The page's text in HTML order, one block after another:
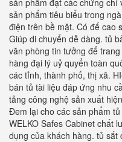
sản phẩm đạt các chứng chỉ
sản phẩm tiêu biểu trong
điện trên bề mặt. Có đế cao
Giúp di chuyển dễ dàng. tủ
văn phòng tin tưởng để
hàng đại lý uỷ quyển toàn
các tỉnh, thành phố, thị xã.
bán tủ tài liệu đáp ứng nhu
tảng công nghệ sản xuất
Đem lại cho các sản phẩm
WELKO Safes Cabinet chất
dụng của khách hàng. tủ sắt